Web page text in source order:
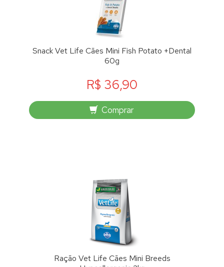
Snack Vet Life Cães Mini Fish Potato +Dental
60g
R$ 36,90
Comprar
Ração Vet Life Cães Mini Breeds